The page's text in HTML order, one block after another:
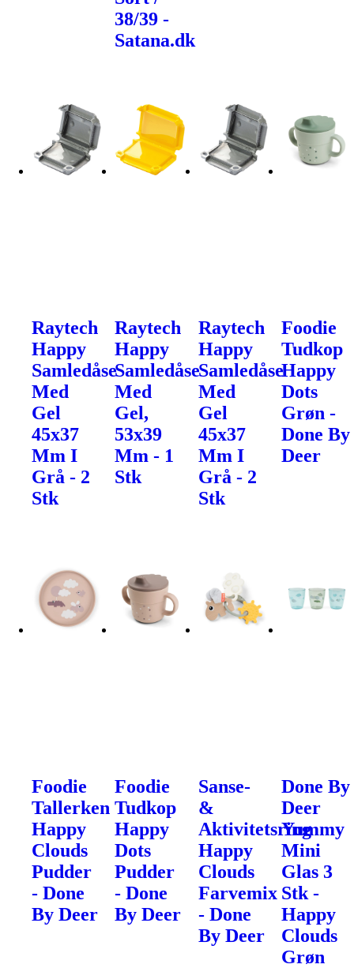
38/39 -
Satana.dk
Raytech
Happy
Samledåse
Med
Gel
45x37
Mm I
Grå - 2
Stk
Raytech
Happy
Samledåse
Med
Gel,
53x39
Mm - 1
Stk
Raytech
Happy
Samledåse
Med
Gel
45x37
Mm I
Grå - 2
Stk
Foodie
Tudkop
Happy
Dots
Grøn -
Done By
Deer
Foodie
Tallerken
Happy
Clouds
Pudder
- Done
By Deer
Foodie
Tudkop
Happy
Dots
Pudder
- Done
By Deer
Sanse-
&
Aktivitetsring
Happy
Clouds
Farvemix
- Done
By Deer
Done By
Deer
Yummy
Mini
Glas 3
Stk -
Happy
Clouds
Grøn